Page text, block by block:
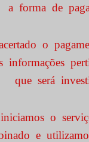
a forma de
o
informações
que será
o
e